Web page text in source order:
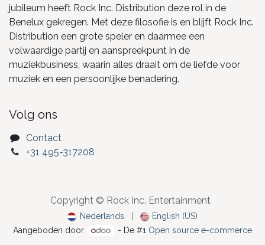
jubileum heeft Rock Inc. Distribution deze rol in de
Benelux gekregen. Met deze filosofie is en blijft Rock Inc.
Distribution een grote speler en daarmee een
volwaardige partij en aanspreekpunt in de
muziekbusiness, waarin alles draait om de liefde voor
muziek en een persoonlijke benadering.
Volg ons
Contact
+31 495-317208
Copyright © Rock Inc. Entertainment
Nederlands
English (US)
Aangeboden door
- De #1 Open source e-commerce